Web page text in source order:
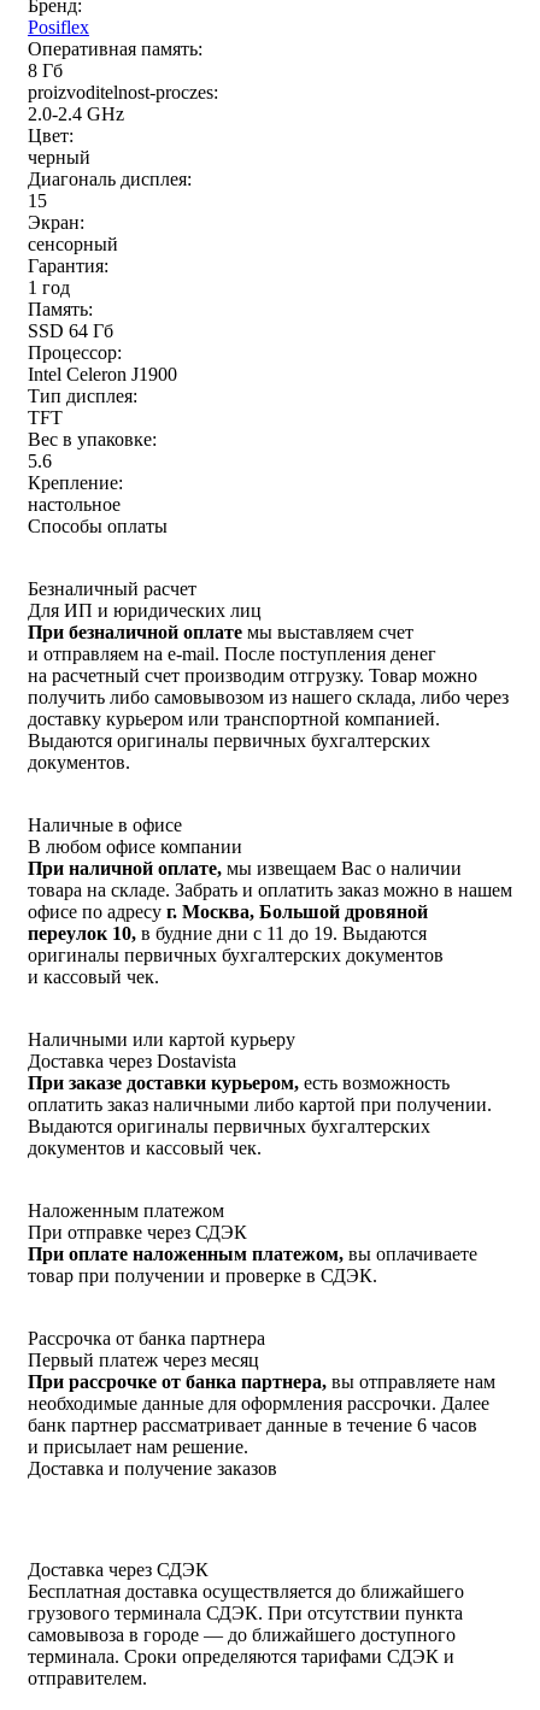
Бренд:
Posiflex
Оперативная память:
8 Гб
proizvoditelnost-proczes:
2.0-2.4 GHz
Цвет:
черный
Диагональ дисплея:
15
Экран:
сенсорный
Гарантия:
1 год
Память:
SSD 64 Гб
Процессор:
Intel Celeron J1900
Тип дисплея:
TFT
Вес в упаковке:
5.6
Крепление:
настольное
Способы оплаты
Безналичный расчет
Для ИП и юридических лиц
При безналичной оплате мы выставляем счет
и отправляем на e-mail. После поступления денег
на расчетный счет производим отгрузку. Товар можно
получить либо самовывозом из нашего склада, либо через
доставку курьером или транспортной компанией.
Выдаются оригиналы первичных бухгалтерских
документов.
Наличные в офисе
В любом офисе компании
При наличной оплате, мы извещаем Вас о наличии
товара на складе. Забрать и оплатить заказ можно в нашем
офисе по адресу г. Москва, Большой дровяной
переулок 10, в будние дни с 11 до 19. Выдаются
оригиналы первичных бухгалтерских документов
и кассовый чек.
Наличными или картой курьеру
Доставка через Dostavista
При заказе доставки курьером, есть возможность
оплатить заказ наличными либо картой при получении.
Выдаются оригиналы первичных бухгалтерских
документов и кассовый чек.
Наложенным платежом
При отправке через СДЭК
При оплате наложенным платежом, вы оплачиваете
товар при получении и проверке в СДЭК.
Рассрочка от банка партнера
Первый платеж через месяц
При рассрочке от банка партнера, вы отправляете нам
необходимые данные для оформления рассрочки. Далее
банк партнер рассматривает данные в течение 6 часов
и присылает нам решение.
Доставка и получение заказов
Доставка через СДЭК
Бесплатная доставка осуществляется до ближайшего
грузового терминала СДЭК. При отсутствии пункта
самовывоза в городе — до ближайшего доступного
терминала. Сроки определяются тарифами СДЭК и
отправителем.